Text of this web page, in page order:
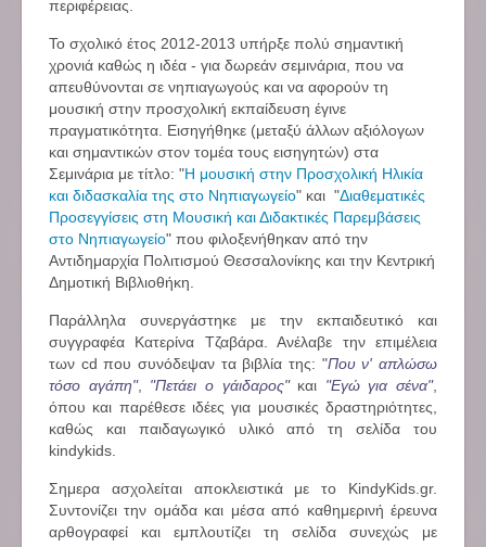
περιφέρειας.
Το σχολικό έτος 2012-2013 υπήρξε πολύ σημαντική
χρονιά καθώς η ιδέα - για δωρεάν σεμινάρια, που να
απευθύνονται σε νηπιαγωγούς και να αφορούν τη
μουσική στην προσχολική εκπαίδευση έγινε
πραγματικότητα. Εισηγήθηκε (μεταξύ άλλων αξιόλογων
και σημαντικών στον τομέα τους εισηγητών) στα
Σεμινάρια με τίτλο: "Η μουσική στην Προσχολική Ηλικία
και διδασκαλία της στο Νηπιαγωγείο" και "Διαθεματικές
Προσεγγίσεις στη Μουσική και Διδακτικές Παρεμβάσεις
στο Νηπιαγωγείο" που φιλοξενήθηκαν από την
Αντιδημαρχία Πολιτισμού Θεσσαλονίκης και την Κεντρική
Δημοτική Βιβλιοθήκη.
Παράλληλα συνεργάστηκε με την εκπαιδευτικό και
συγγραφέα Κατερίνα Τζαβάρα. Ανέλαβε την επιμέλεια
των cd που συνόδεψαν τα βιβλία της: "Που ν' απλώσω
τόσο αγάπη", "Πετάει ο γάιδαρος"και "Εγώ για σένα",
όπου και παρέθεσε ιδέες για μουσικές δραστηριότητες,
καθώς και παιδαγωγικό υλικό από τη σελίδα του
kindykids.
Σημερα ασχολείται αποκλειστικά με το KindyKids.gr.
Συντονίζει την ομάδα και μέσα από καθημερινή έρευνα
αρθογραφεί και εμπλουτίζει τη σελίδα συνεχώς με